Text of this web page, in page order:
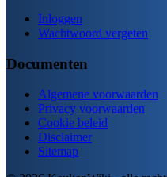
Inloggen
Wachtwoord vergeten
Documenten
Algemene voorwaarden
Privacy voorwaarden
Cookie beleid
Disclaimer
Sitemap